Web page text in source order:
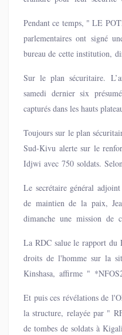
concordants, des
renseignement, appuyés
ont ciblé aussi bien les
destitution du bureau
leurs téléphones.
Pendant ce temps, " LE
parlementaires ont signé
bureau de cette institution,
gestion floue et des
Sur le plan sécuritaire.
samedi dernier six
capturés dans les hauts
AFRICANEWS ", le
major Sylvain Ekenge, a
lieu dans ces zones
affrontements.
Toujours sur le plan
Sud-Kivu alerte sur le
Idjwi avec 750 soldats.
septembre, lorsque deux
soldats ont accosté dans
munitions et d’armes à feu,
pêcheurs et de témoins de
Le secrétaire général
de maintien de la paix,
dimanche une mission de
dénoncé les entraves
dont les autorités
raison de la grave
La RDC salue le rapport du
droits de l'homme sur la
Kinshasa, affirme "
rébellion interne mais
alimenté par la présence
Et puis ces révélations de
la structure, relayée par "
de tombes de soldats à